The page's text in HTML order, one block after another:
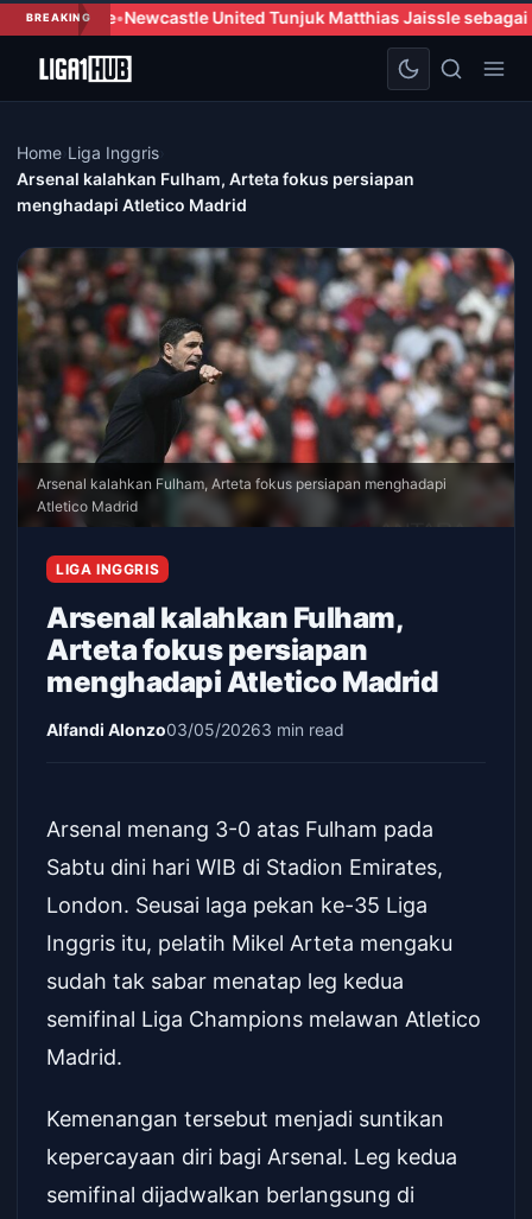
BREAKINGTunjuk Matthias Jaissle sebagai Pelatih Kepala Baru
Home Liga Inggris
Arsenal kalahkan Fulham, Arteta fokus persiapan
menghadapi Atletico Madrid
Arsenal kalahkan Fulham, Arteta fokus persiapan menghadapi
Atletico Madrid
LIGA INGGRIS
Arsenal kalahkan Fulham,
Arteta fokus persiapan
menghadapi Atletico Madrid
Alfandi Alonzo03/05/20263 min read
Arsenal menang 3-0 atas Fulham pada
Sabtu dini hari WIB di Stadion Emirates,
London. Seusai laga pekan ke-35 Liga
Inggris itu, pelatih Mikel Arteta mengaku
sudah tak sabar menatap leg kedua
semifinal Liga Champions melawan Atletico
Madrid.
Kemenangan tersebut menjadi suntikan
kepercayaan diri bagi Arsenal. Leg kedua
semifinal dijadwalkan berlangsung di